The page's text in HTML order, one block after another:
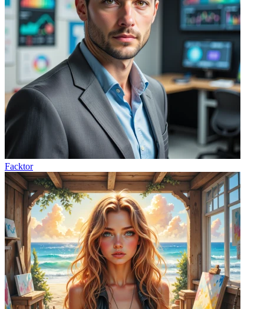
Facktor